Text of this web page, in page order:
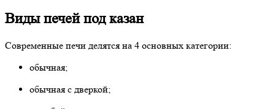
Виды печей под казан
Современные печи делятся на 4 основных категории:
обычная;
обычная с дверкой;